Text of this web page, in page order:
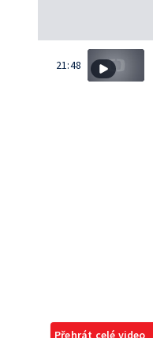
21:48
Přehrát celé video